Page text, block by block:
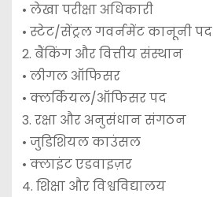
• लेखा परीक्षा अधिकारी
• स्टेट/सेंट्रल गवर्नमेंट कानूनी पद
2. बैंकिंग और वित्तीय संस्थान
• लीगल ऑफिसर
• क्लर्कियल/ऑफिसर पद
3. रक्षा और अनुसंधान संगठन
• जुडिशियल काउंसल
• क्लाइंट एडवाइज़र
4. शिक्षा और विश्वविद्यालय